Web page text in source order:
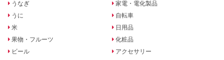
うなぎ
うに
米
果物・フルーツ
ビール
家電・電化製品
自転車
日用品
化粧品
アクセサリー